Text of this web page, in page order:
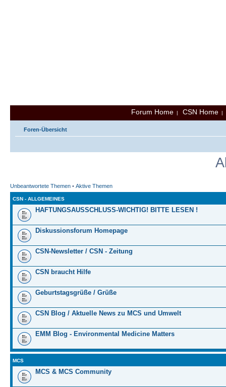
Forum Home | CSN Home
Foren-Übersicht
Unbeantwortete Themen • Aktive Themen
CSN - ALLGEMEINES
HAFTUNGSAUSSCHLUSS-WICHTIG! BITTE LESEN !
Diskussionsforum Homepage
CSN-Newsletter / CSN - Zeitung
CSN braucht Hilfe
Geburtstagsgrüße / Grüße
CSN Blog / Aktuelle News zu MCS und Umwelt
EMM Blog - Environmental Medicine Matters
MCS
MCS & MCS Community